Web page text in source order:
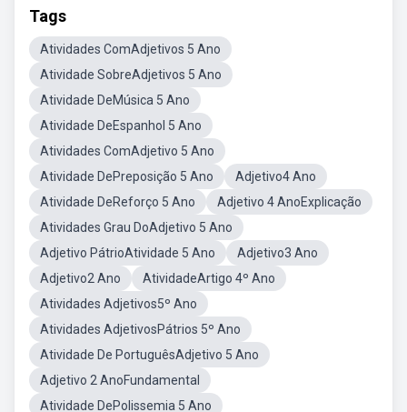
Tags
Atividades ComAdjetivos 5 Ano
Atividade SobreAdjetivos 5 Ano
Atividade DeMúsica 5 Ano
Atividade DeEspanhol 5 Ano
Atividades ComAdjetivo 5 Ano
Atividade DePreposição 5 Ano
Adjetivo4 Ano
Atividade DeReforço 5 Ano
Adjetivo 4 AnoExplicação
Atividades Grau DoAdjetivo 5 Ano
Adjetivo PátrioAtividade 5 Ano
Adjetivo3 Ano
Adjetivo2 Ano
AtividadeArtigo 4º Ano
Atividades Adjetivos5º Ano
Atividades AdjetivosPátrios 5º Ano
Atividade De PortuguêsAdjetivo 5 Ano
Adjetivo 2 AnoFundamental
Atividade DePolissemia 5 Ano